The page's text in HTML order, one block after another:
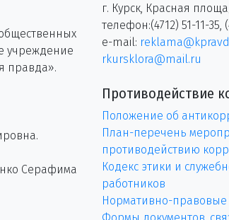
учреждение
правда».
Серафима
г. Курск, Красная
телефон:(4712) 51-11-35,
e-mail:
rkursklora@mail.ru
Противодействие
Положение об
План-перечень
противодействию
Кодекс этики и
работников
Нормативно-правовые